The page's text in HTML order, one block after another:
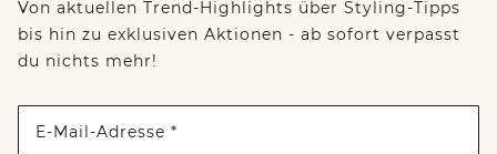
Von aktuellen Trend-Highlights über Styling-Tipps
bis hin zu exklusiven Aktionen - ab sofort verpasst
du nichts mehr!
E-Mail-Adresse *